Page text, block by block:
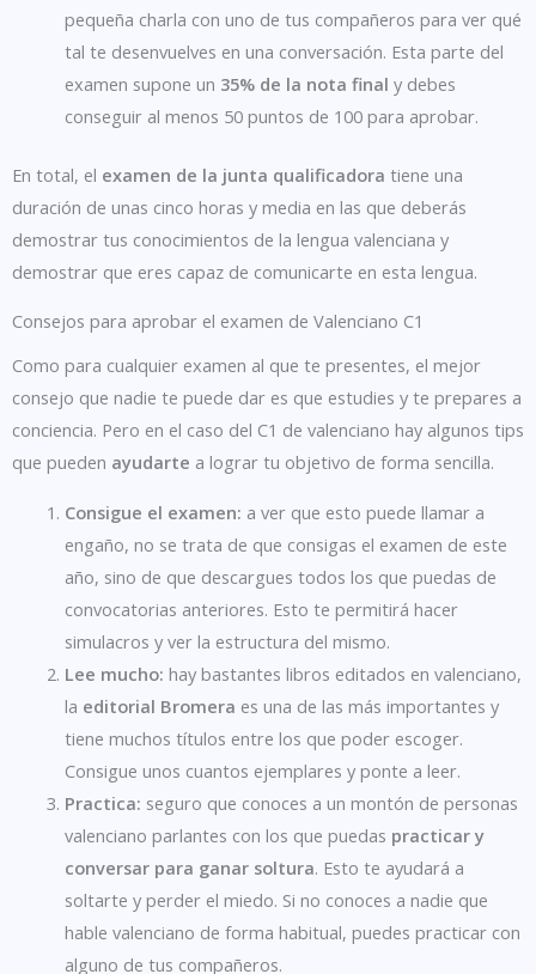
pequeña charla con uno de tus compañeros para ver qué
tal te desenvuelves en una conversación. Esta parte del
examen supone un 35% de la nota final y debes
conseguir al menos 50 puntos de 100 para aprobar.
En total, el examen de la junta qualificadora tiene una
duración de unas cinco horas y media en las que deberás
demostrar tus conocimientos de la lengua valenciana y
demostrar que eres capaz de comunicarte en esta lengua.
Consejos para aprobar el examen de Valenciano C1
Como para cualquier examen al que te presentes, el mejor
consejo que nadie te puede dar es que estudies y te prepares a
conciencia. Pero en el caso del C1 de valenciano hay algunos tips
que pueden ayudarte a lograr tu objetivo de forma sencilla.
Consigue el examen: a ver que esto puede llamar a
engaño, no se trata de que consigas el examen de este
año, sino de que descargues todos los que puedas de
convocatorias anteriores. Esto te permitirá hacer
simulacros y ver la estructura del mismo.
Lee mucho: hay bastantes libros editados en valenciano,
la editorial Bromera es una de las más importantes y
tiene muchos títulos entre los que poder escoger.
Consigue unos cuantos ejemplares y ponte a leer.
Practica: seguro que conoces a un montón de personas
valenciano parlantes con los que puedas practicar y
conversar para ganar soltura. Esto te ayudará a
soltarte y perder el miedo. Si no conoces a nadie que
hable valenciano de forma habitual, puedes practicar con
alguno de tus compañeros.